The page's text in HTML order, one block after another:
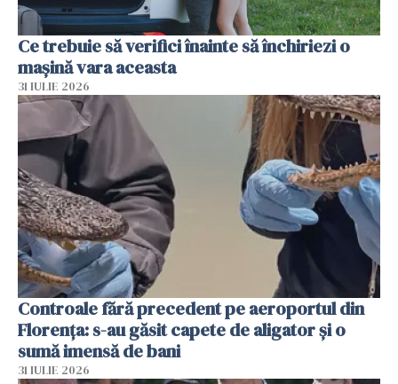
Ce trebuie să verifici înainte să închiriezi o
mașină vara aceasta
31 IULIE 2026
Controale fără precedent pe aeroportul din
Florența: s-au găsit capete de aligator și o
sumă imensă de bani
31 IULIE 2026